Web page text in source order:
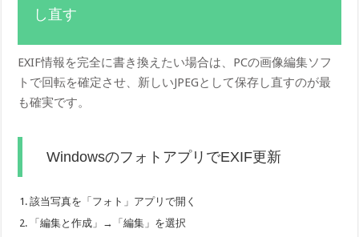
し直す
EXIF情報を完全に書き換えたい場合は、PCの画像編集ソフ
トで回転を確定させ、新しいJPEGとして保存し直すのが最
も確実です。
WindowsのフォトアプリでEXIF更新
該当写真を「フォト」アプリで開く
「編集と作成」→「編集」を選択